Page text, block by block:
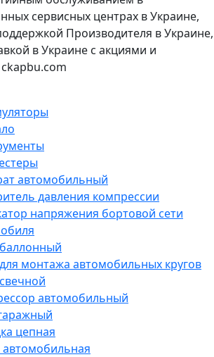
сервисных центрах в Украине,
Производителя в Украине,
в Украине с акциями и
автомобильный
давления компрессии
напряжения бортовой сети
монтажа автомобильных кругов
автомобильный
цепная
автомобильная